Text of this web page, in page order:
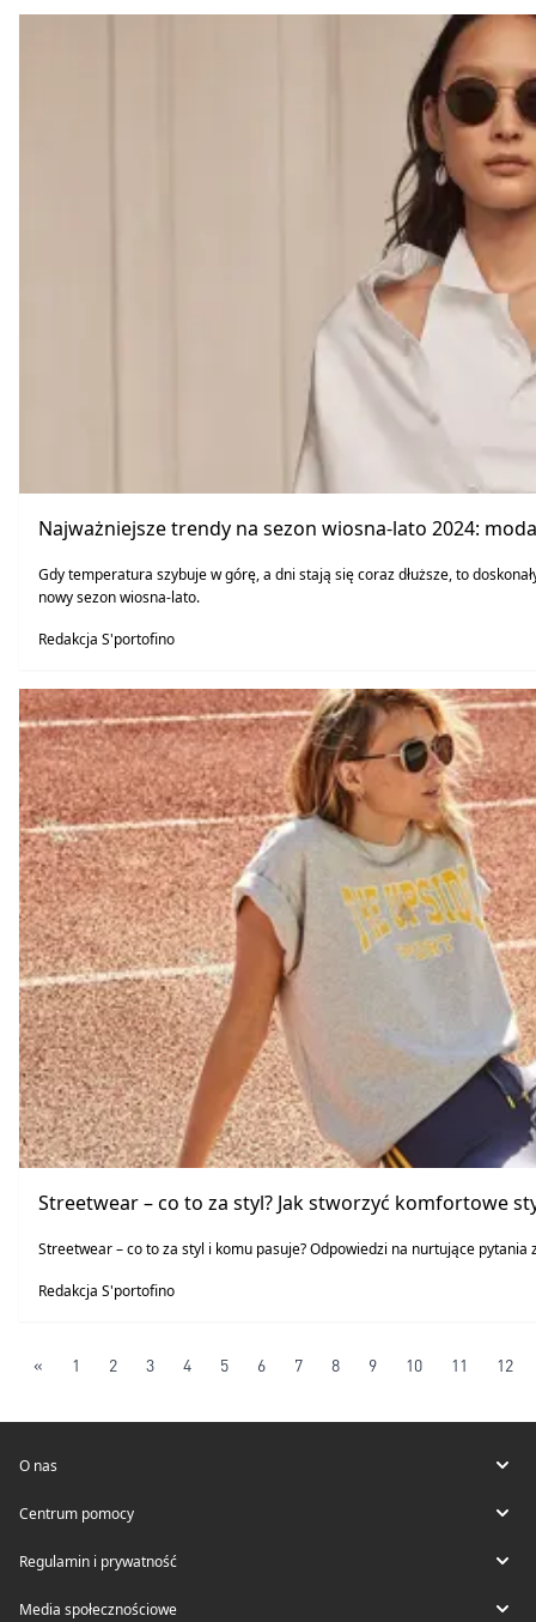
Najważniejsze trendy na sezon wiosna-lato 2024:
Gdy temperatura szybuje w górę, a dni stają się coraz dłuższe, to
nowy sezon wiosna-lato.
Redakcja S'portofino
Streetwear – co to za styl? Jak stworzyć komfortowe
Streetwear – co to za styl i komu pasuje? Odpowiedzi na nurtujące
Redakcja S'portofino
« 1 2 3 4 5 6 7 8 9 10 11 12
O nas
Centrum pomocy
Regulamin i prywatność
Media społecznościowe